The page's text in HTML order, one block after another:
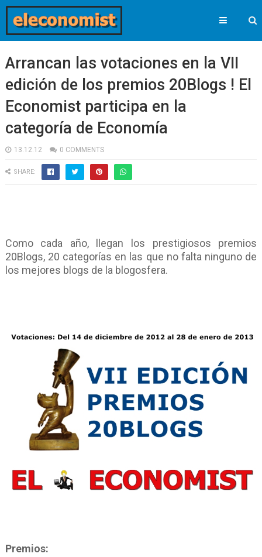
Arrancan las votaciones en la VII
edición de los premios 20Blogs ! El
Economist participa en la
categoría de Economía
13.12.12 0 COMMENTS
SHARE:
Como cada año, llegan los prestigiosos premios
20Blogs, 20 categorías en las que no falta ninguno de
los mejores blogs de la blogosfera.
Premios: